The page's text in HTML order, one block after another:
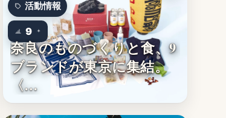
活動情報
9
奈良のものづくりと食、9
ブランドが東京に集結。
〈…